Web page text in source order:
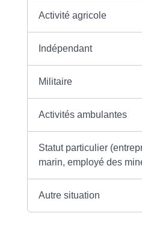
Activité agricole
Indépendant
Militaire
Activités ambulantes
Statut particulier
marin, employé des
Autre situation